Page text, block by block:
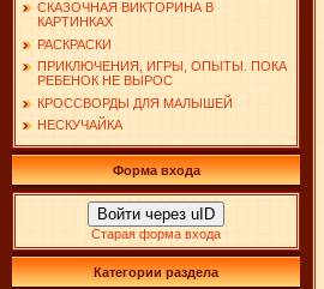
СКАЗОЧНАЯ ВИКТОРИНА В
КАРТИНКАХ
РАСКРАСКИ
ПРИКЛЮЧЕНИЯ, ИГРЫ, ОПЫТЫ. ПОКА
РЕБЕНОК НЕ ВЫРОС
КРОССВОРДЫ ДЛЯ МАЛЫШЕЙ
НЕСКУЧАЙКА
Форма входа
Войти через uID
Старая форма входа
Категории раздела